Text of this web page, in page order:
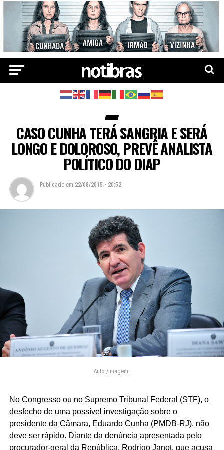
CASO CUNHA TERÁ SANGRIA E SERÁ
LONGO E DOLOROSO, PREVÊ ANALISTA
POLÍTICO DO DIAP
Publicado em 22/08/2015 - 20:52
Autor/Imagem:
No Congresso ou no Supremo Tribunal Federal (STF), o
desfecho de uma possível investigação sobre o
presidente da Câmara, Eduardo Cunha (PMDB-RJ), não
deve ser rápido. Diante da denúncia apresentada pelo
procurador-geral da República, Rodrigo Janot, que acusa